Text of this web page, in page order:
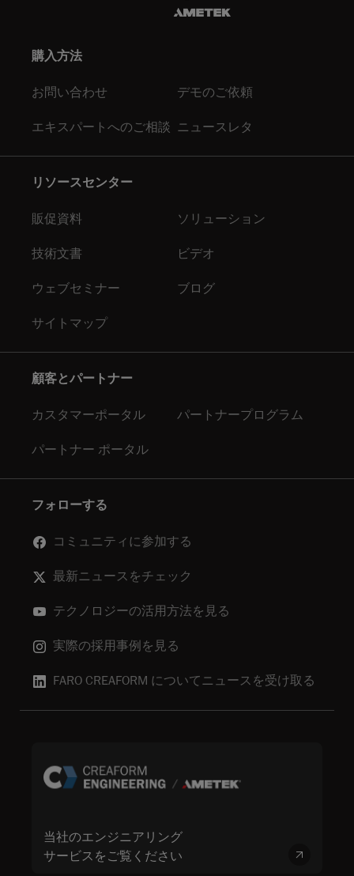
購入方法
お問い合わせ デモのご依頼
エキスパートへのご相談 ニュースレタ
リソースセンター
販促資料 ソリューション
技術文書 ビデオ
ウェブセミナー ブログ
サイトマップ
顧客とパートナー
カスタマーポータル パートナープログラム
パートナー ポータル
フォローする
コミュニティに参加する
最新ニュースをチェック
テクノロジーの活用方法を見る
実際の採用事例を見る
FARO CREAFORM についてニュースを受け取る
当社のエンジニアリング
サービスをご覧ください